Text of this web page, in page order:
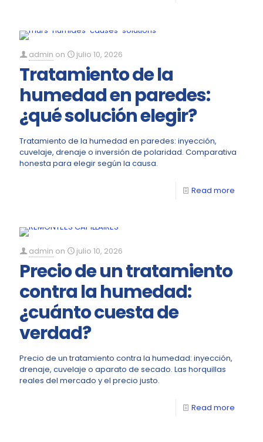
admin on julio 10, 2026
Tratamiento de la
humedad en paredes:
¿qué solución elegir?
Tratamiento de la humedad en paredes: inyección,
cuvelaje, drenaje o inversión de polaridad. Comparativa
honesta para elegir según la causa.
Read more
admin on julio 10, 2026
Precio de un tratamiento
contra la humedad:
¿cuánto cuesta de
verdad?
Precio de un tratamiento contra la humedad: inyección,
drenaje, cuvelaje o aparato de secado. Las horquillas
reales del mercado y el precio justo.
Read more